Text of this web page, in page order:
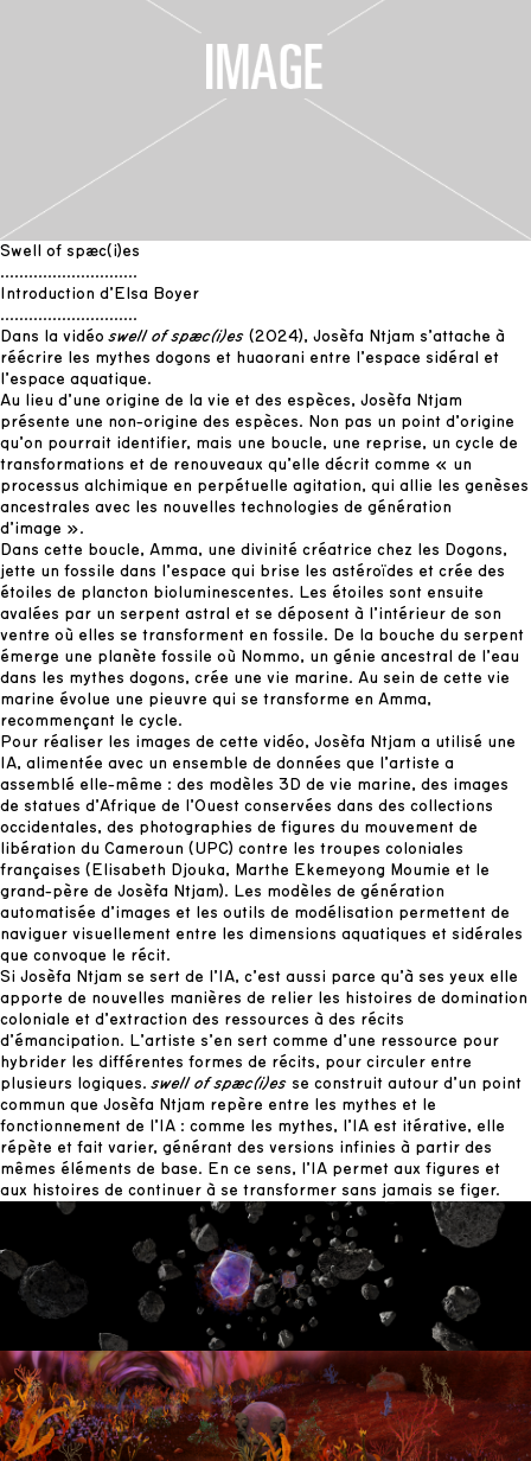
Swell of spæc(i)es
.............................
Introduction d’Elsa Boyer
.............................
Dans la vidéo swell of spæc(i)es (2024), Josèfa Ntjam s’attache à
réécrire les mythes dogons et huaorani entre l’espace sidéral et
l’espace aquatique.
Au lieu d’une origine de la vie et des espèces, Josèfa Ntjam
présente une non-origine des espèces. Non pas un point d’origine
qu’on pourrait identifier, mais une boucle, une reprise, un cycle de
transformations et de renouveaux qu’elle décrit comme « un
processus alchimique en perpétuelle agitation, qui allie les genèses
ancestrales avec les nouvelles technologies de génération
d’image ».
Dans cette boucle, Amma, une divinité créatrice chez les Dogons,
jette un fossile dans l’espace qui brise les astéroïdes et crée des
étoiles de plancton bioluminescentes. Les étoiles sont ensuite
avalées par un serpent astral et se déposent à l’intérieur de son
ventre où elles se transforment en fossile. De la bouche du serpent
émerge une planète fossile où Nommo, un génie ancestral de l’eau
dans les mythes dogons, crée une vie marine. Au sein de cette vie
marine évolue une pieuvre qui se transforme en Amma,
recommençant le cycle.
Pour réaliser les images de cette vidéo, Josèfa Ntjam a utilisé une
IA, alimentée avec un ensemble de données que l’artiste a
assemblé elle-même : des modèles 3D de vie marine, des images
de statues d’Afrique de l’Ouest conservées dans des collections
occidentales, des photographies de figures du mouvement de
libération du Cameroun (UPC) contre les troupes coloniales
françaises (Elisabeth Djouka, Marthe Ekemeyong Moumie et le
grand-père de Josèfa Ntjam). Les modèles de génération
automatisée d’images et les outils de modélisation permettent de
naviguer visuellement entre les dimensions aquatiques et sidérales
que convoque le récit.
Si Josèfa Ntjam se sert de l’IA, c’est aussi parce qu’à ses yeux elle
apporte de nouvelles manières de relier les histoires de domination
coloniale et d’extraction des ressources à des récits
d’émancipation. L’artiste s’en sert comme d’une ressource pour
hybrider les différentes formes de récits, pour circuler entre
plusieurs logiques.swell of spæc(i)es se construit autour d’un point
commun que Josèfa Ntjam repère entre les mythes et le
fonctionnement de l’IA : comme les mythes, l’IA est itérative, elle
répète et fait varier, générant des versions infinies à partir des
mêmes éléments de base. En ce sens, l’IA permet aux figures et
aux histoires de continuer à se transformer sans jamais se figer.